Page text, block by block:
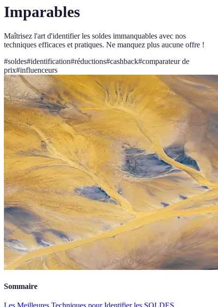
Imparables
Maîtrisez l'art d'identifier les soldes immanquables avec nos
techniques efficaces et pratiques. Ne manquez plus aucune offre !
#soldes#identification#réductions#cashback#comparateur de
prix#influenceurs
Sommaire